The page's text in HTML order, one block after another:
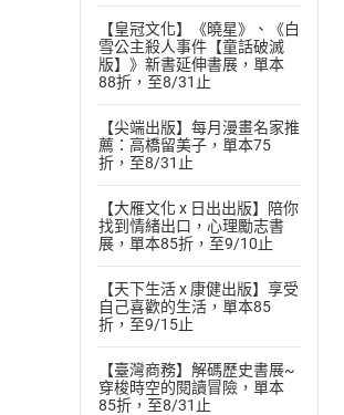
【皇冠文化】《曉星》、《白
雪公主殺人事件【童話破滅
版】》新書延伸書展，單本
88折，至8/31止
【尖端出版】每月漫畫名家推
薦：高橋留美子，單本75
折，至8/31止
【大雁文化 x 日出出版】陪你
找到情緒出口，心理勵志書
展，單本85折，至9/10止
【天下生活 x 康健出版】享受
自己喜歡的生活，單本85
折，至9/15止
【臺灣商務】解碼歷史書展~
穿梭時空的閱讀冒險，單本
85折，至8/31止